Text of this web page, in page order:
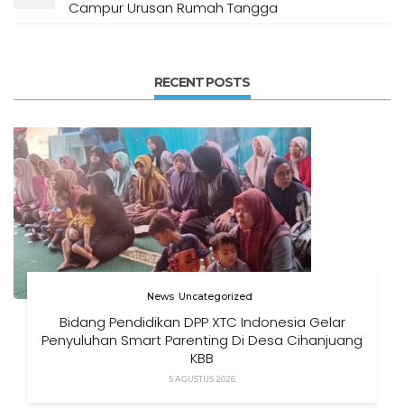
Campur Urusan Rumah Tangga
RECENT POSTS
News Uncategorized
Bidang Pendidikan DPP XTC Indonesia Gelar
Penyuluhan Smart Parenting Di Desa Cihanjuang
KBB
5 AGUSTUS 2026